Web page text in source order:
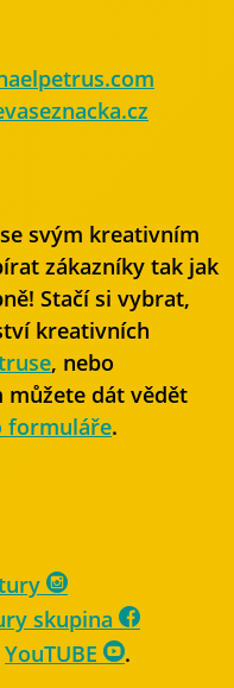
svým kreativním
zákazníky tak jak
Stačí si vybrat,
kreativních
, nebo
můžete dát vědět
formuláře.
skupina
YouTUBE .